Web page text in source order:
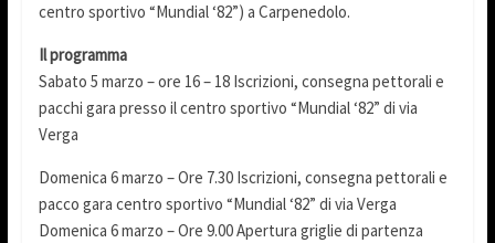
centro sportivo “Mundial ‘82”) a Carpenedolo.
Il programma
Sabato 5 marzo – ore 16 – 18 Iscrizioni, consegna pettorali e
pacchi gara presso il centro sportivo “Mundial ‘82” di via
Verga
Domenica 6 marzo – Ore 7.30 Iscrizioni, consegna pettorali e
pacco gara centro sportivo “Mundial ‘82” di via Verga
Domenica 6 marzo – Ore 9.00 Apertura griglie di partenza